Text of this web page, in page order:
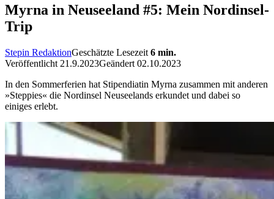
Myrna in Neuseeland #5: Mein Nordinsel-
Trip
Stepin RedaktionGeschätzte Lesezeit 6 min.
Veröffentlicht 21.9.2023Geändert 02.10.2023
In den Sommerferien hat Stipendiatin Myrna zusammen mit anderen
»Steppies« die Nordinsel Neuseelands erkundet und dabei so
einiges erlebt.